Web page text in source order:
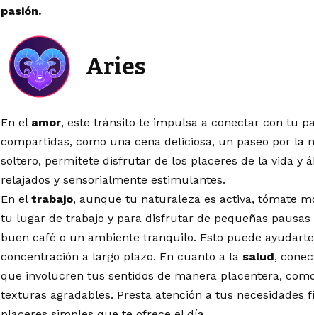
pasión.
Aries
En el amor, este tránsito te impulsa a conectar con tu
compartidas, como una cena deliciosa, un paseo por la
soltero, permítete disfrutar de los placeres de la vida y
relajados y sensorialmente estimulantes.
En el trabajo, aunque tu naturaleza es activa, tómate
tu lugar de trabajo y para disfrutar de pequeñas
buen café o un ambiente tranquilo. Esto puede
concentración a largo plazo. En cuanto a la salud,
que involucren tus sentidos de manera placentera,
texturas agradables. Presta atención a tus